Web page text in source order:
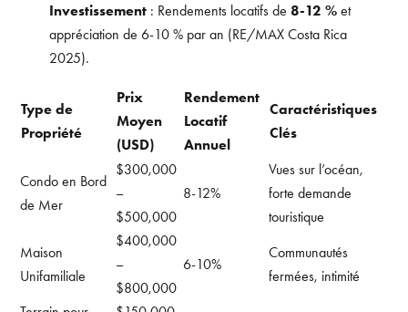
Investissement : Rendements locatifs de 8-12 % et
appréciation de 6-10 % par an (RE/MAX Costa Rica
2025).
Type de
Propriété
Prix
Moyen
(USD)
Rendement
Locatif
Annuel
Caractéristiques
Clés
Condo en Bord
de Mer
$300,000
–
$500,000
8-12%
Vues sur l’océan,
forte demande
touristique
Maison
Unifamiliale
$400,000
–
$800,000
6-10%
Communautés
fermées, intimité